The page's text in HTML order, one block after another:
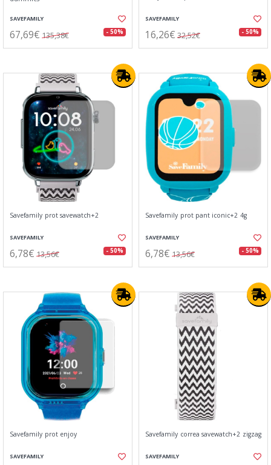
SAVEFAMILY
67,69€ 135,38€ - 50%
SAVEFAMILY
16,26€ 32,52€ - 50%
Savefamily prot savewatch+2
SAVEFAMILY
6,78€ 13,56€ - 50%
Savefamily prot pant iconic+2 4g
SAVEFAMILY
6,78€ 13,56€ - 50%
Savefamily prot enjoy
SAVEFAMILY
Savefamily correa savewatch+2 zigzag
SAVEFAMILY